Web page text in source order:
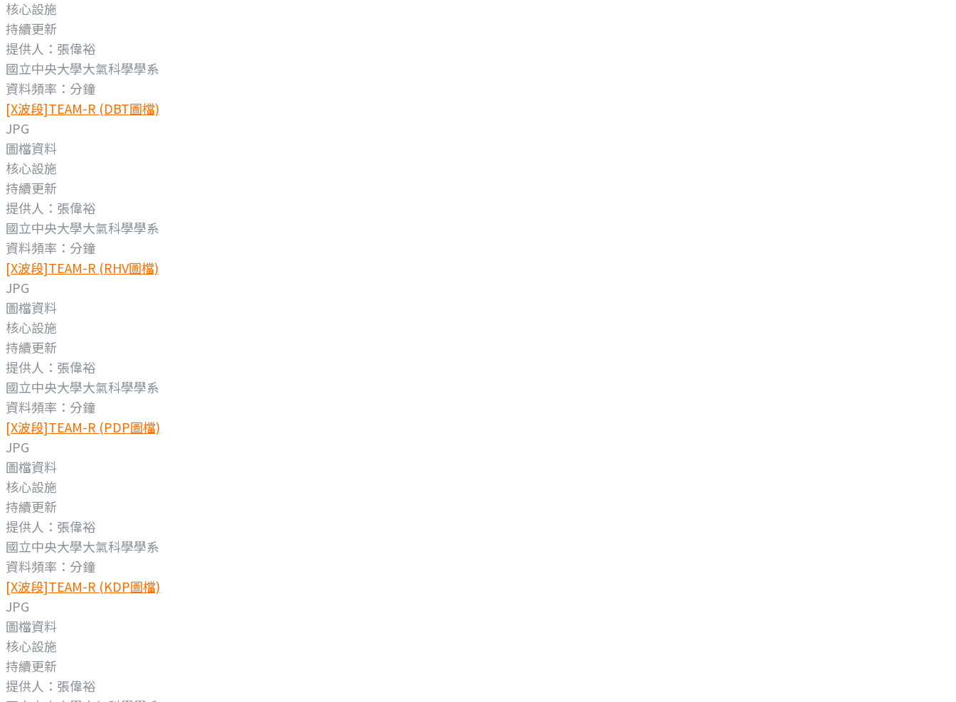
核心設施
持續更新
提供人：張偉裕
國立中央大學大氣科學學系
資料頻率：分鐘
[X波段]TEAM-R (DBT圖檔)
JPG
圖檔資料
核心設施
持續更新
提供人：張偉裕
國立中央大學大氣科學學系
資料頻率：分鐘
[X波段]TEAM-R (RHV圖檔)
JPG
圖檔資料
核心設施
持續更新
提供人：張偉裕
國立中央大學大氣科學學系
資料頻率：分鐘
[X波段]TEAM-R (PDP圖檔)
JPG
圖檔資料
核心設施
持續更新
提供人：張偉裕
國立中央大學大氣科學學系
資料頻率：分鐘
[X波段]TEAM-R (KDP圖檔)
JPG
圖檔資料
核心設施
持續更新
提供人：張偉裕